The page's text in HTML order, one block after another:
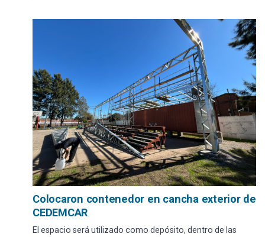
Colocaron contenedor en cancha exterior de
CEDEMCAR
El espacio será utilizado como depósito, dentro de las